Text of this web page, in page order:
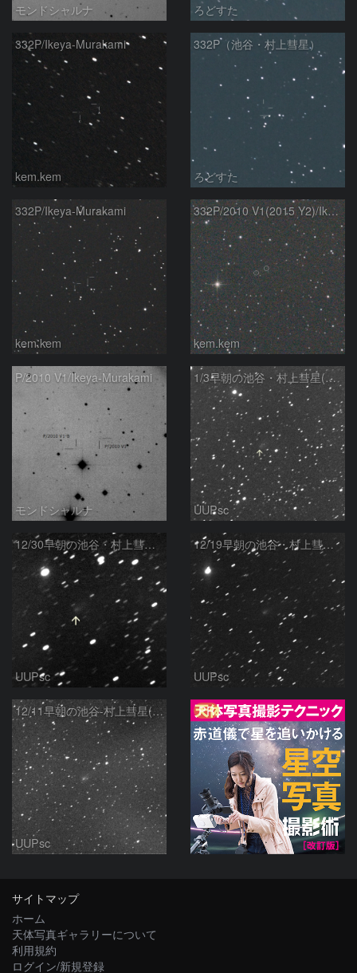
モンドシャルナ ろどすた
332P/Ikeya-Murakami
kem.kem
332P（池谷・村上彗星）
ろどすた
332P/Ikeya-Murakami
kem.kem
332P/2010 V1(2015 Y2)/Ikeya-Murakami
kem.kem
P/2010 V1/Ikeya-Murakami
モンドシャルナ
1/3早朝の池谷・村上彗星(P/2010 V1)
UUPsc
12/30早朝の池谷・村上彗星(P/2010 V1)
UUPsc
12/19早朝の池谷・村上彗星(P/2010 V1)
UUPsc
12/11早朝の池谷-村上彗星(P/2010 V1)
UUPsc
PR
サイトマップ
ホーム
天体写真ギャラリーについて
利用規約
ログイン/新規登録